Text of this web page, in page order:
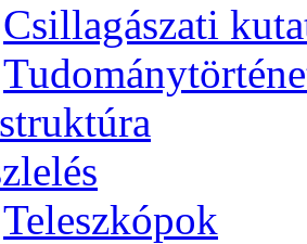
Csil­la­gá­sza­ti
Te­lesz­kó­pok